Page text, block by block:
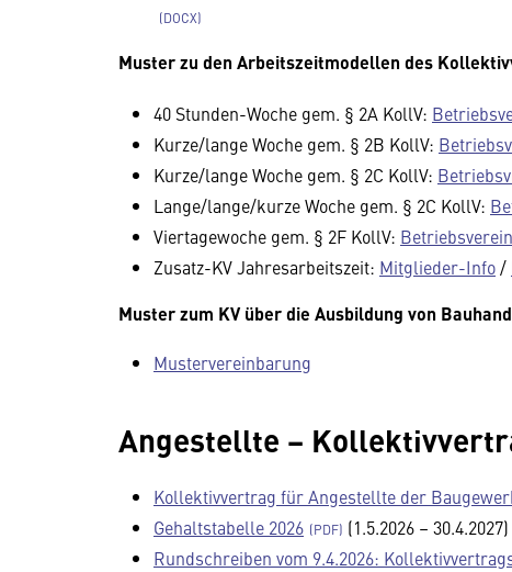
Muster zu den Arbeitszeitmodellen des
40 Stunden-Woche gem. § 2A KollV:
Kurze/lange Woche gem. § 2B KollV:
Kurze/lange Woche gem. § 2C KollV:
Lange/lange/kurze Woche gem. § 2C KollV:
Viertagewoche gem. § 2F KollV:
Zusatz-KV Jahresarbeitszeit: Mitglieder-Info/
Muster zum KV über die Ausbildung von
Mustervereinbarung
Angestellte −
Kollektivvertrag für Angestellte der
Gehaltstabelle 2026
(1.5.2026 – 30.4.2027)
Rundschreiben vom 9.4.2026: